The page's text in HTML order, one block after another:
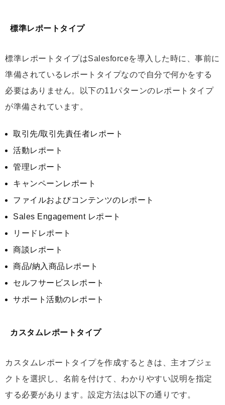
標準レポートタイプ
標準レポートタイプはSalesforceを導入した時に、事前に
準備されているレポートタイプなので自分で何かをする
必要はありません。以下の11パターンのレポートタイプ
が準備されています。
取引先/取引先責任者レポート
活動レポート
管理レポート
キャンペーンレポート
ファイルおよびコンテンツのレポート
Sales Engagement レポート
リードレポート
商談レポート
商品/納入商品レポート
セルフサービスレポート
サポート活動のレポート
カスタムレポートタイプ
カスタムレポートタイプを作成するときは、主オブジェ
クトを選択し、名前を付けて、わかりやすい説明を指定
する必要があります。設定方法は以下の通りです。